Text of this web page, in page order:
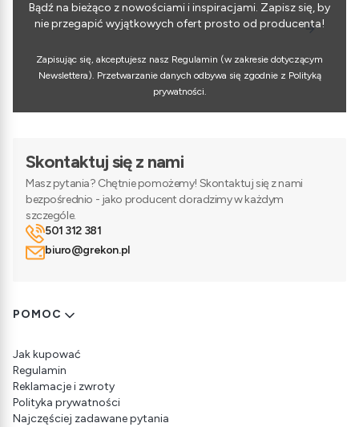
Bądź na bieżąco z nowościami i inspiracjami. Zapisz się, by
nie przegapić wyjątkowych ofert prosto od producenta!
Zapisując się, akceptujesz nasz Regulamin (w zakresie dotyczącym
Newslettera). Przetwarzanie danych odbywa się zgodnie z Polityką
prywatności.
Skontaktuj się z nami
Masz pytania? Chętnie pomożemy! Skontaktuj się z nami
bezpośrednio - jako producent doradzimy w każdym
szczególe.
501 312 381
biuro@grekon.pl
Linki w stopce
POMOC
Jak kupować
Regulamin
Reklamacje i zwroty
Polityka prywatności
Najczęściej zadawane pytania